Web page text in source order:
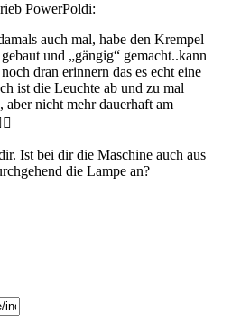
PowerPoldi:
auch mal, habe den Krempel
und „gängig“ gemacht..kann
dran erinnern das es echt eine
ist die Leuchte ab und zu mal
aber nicht mehr dauerhaft am
Ist bei dir die Maschine auch aus
die Lampe an?